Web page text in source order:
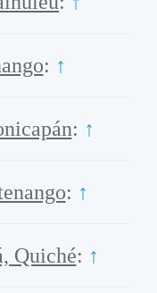
: ↑
: ↑
: ↑
Quiché: ↑